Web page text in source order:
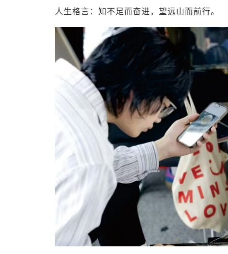
人生格言：知不足而奋进，望远山而前行。